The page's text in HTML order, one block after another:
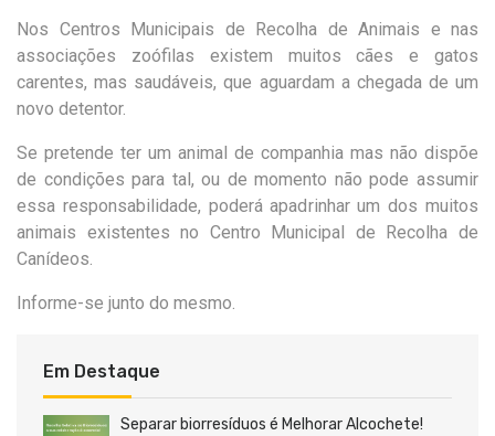
Nos Centros Municipais de Recolha de Animais e nas
associações zoófilas existem muitos cães e gatos
carentes, mas saudáveis, que aguardam a chegada de um
novo detentor.
Se pretende ter um animal de companhia mas não dispõe
de condições para tal, ou de momento não pode assumir
essa responsabilidade, poderá apadrinhar um dos muitos
animais existentes no Centro Municipal de Recolha de
Canídeos.
Informe-se junto do mesmo.
Em Destaque
Separar biorresíduos é Melhorar Alcochete!